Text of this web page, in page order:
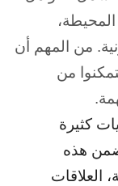
المحيطة،
من المهم أن
من
كثيرة
هذه
العلاقات